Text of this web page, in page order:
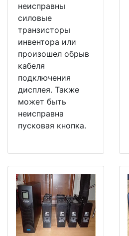
неисправны
силовые
транзисторы
инвентора или
произошел обрыв
кабеля
подключения
дисплея. Также
может быть
неисправна
пусковая кнопка.